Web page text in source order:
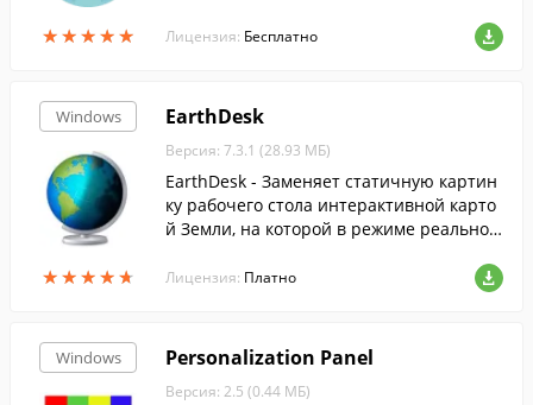
★★★★★
★★★★★ Лицензия: Бесплатно
Windows
★★★★★
★★★★★
EarthDesk
Версия: 7.3.1 (28.93 МБ)
EarthDesk - Заменяет статичную картин
ку рабочего стола интерактивной карто
й Земли, на которой в режиме реальног
вечения крупных городов.
Лицензия: Платно
Windows Personalization Panel
Версия: 2.5 (0.44 МБ)